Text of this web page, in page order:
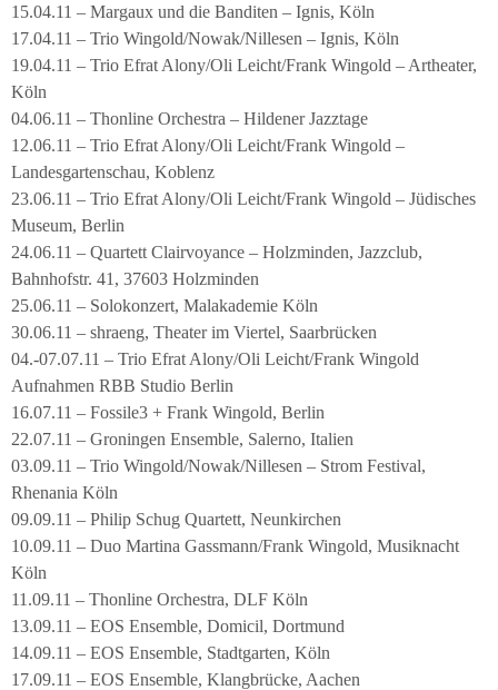
15.04.11 – Margaux und die Banditen – Ignis, Köln
17.04.11 – Trio Wingold/Nowak/Nillesen – Ignis, Köln
19.04.11 – Trio Efrat Alony/Oli Leicht/Frank Wingold – Artheater,
Köln
04.06.11 – Thonline Orchestra – Hildener Jazztage
12.06.11 – Trio Efrat Alony/Oli Leicht/Frank Wingold –
Landesgartenschau, Koblenz
23.06.11 – Trio Efrat Alony/Oli Leicht/Frank Wingold – Jüdisches
Museum, Berlin
24.06.11 – Quartett Clairvoyance – Holzminden, Jazzclub,
Bahnhofstr. 41, 37603 Holzminden
25.06.11 – Solokonzert, Malakademie Köln
30.06.11 – shraeng, Theater im Viertel, Saarbrücken
04.-07.07.11 – Trio Efrat Alony/Oli Leicht/Frank Wingold
Aufnahmen RBB Studio Berlin
16.07.11 – Fossile3 + Frank Wingold, Berlin
22.07.11 – Groningen Ensemble, Salerno, Italien
03.09.11 – Trio Wingold/Nowak/Nillesen – Strom Festival,
Rhenania Köln
09.09.11 – Philip Schug Quartett, Neunkirchen
10.09.11 – Duo Martina Gassmann/Frank Wingold, Musiknacht
Köln
11.09.11 – Thonline Orchestra, DLF Köln
13.09.11 – EOS Ensemble, Domicil, Dortmund
14.09.11 – EOS Ensemble, Stadtgarten, Köln
17.09.11 – EOS Ensemble, Klangbrücke, Aachen